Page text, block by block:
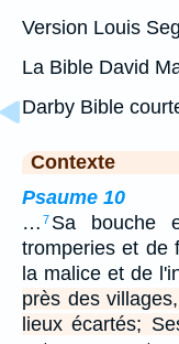
Version Louis
La Bible David
Darby Bible
Contexte
Psaume 10
… 7 Sa bouche
tromperies et de
la malice et de
près des
lieux écartés;